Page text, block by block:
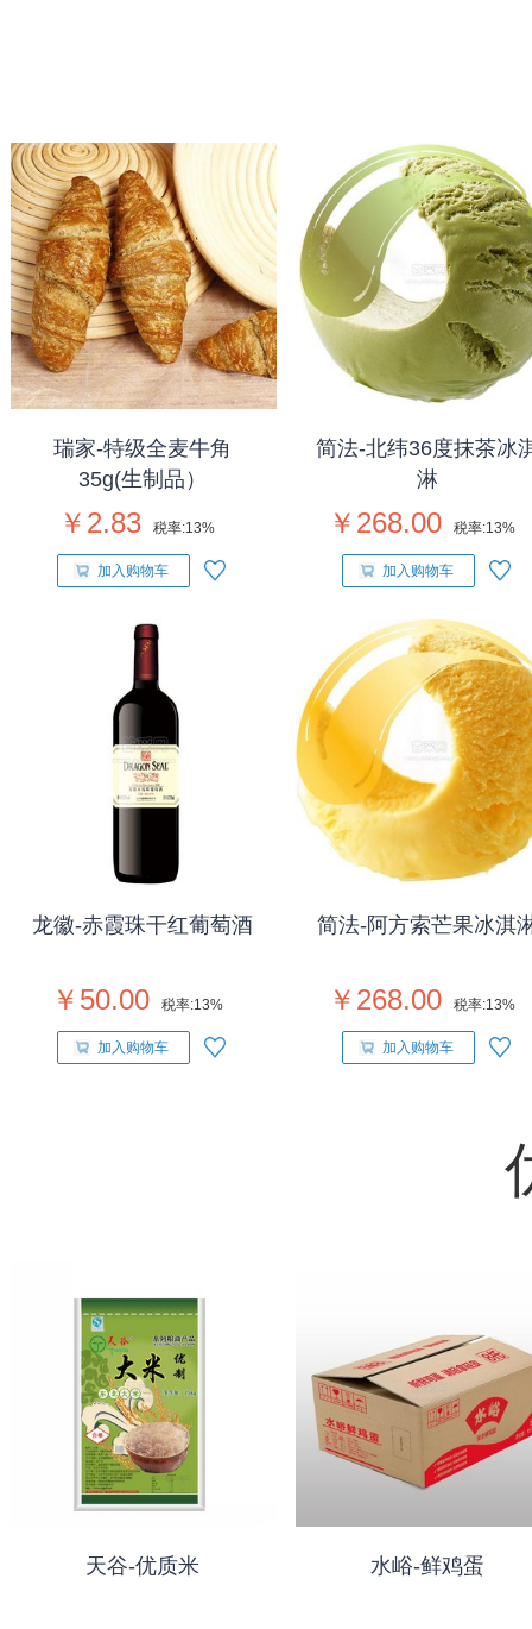
瑞家-特级全麦牛角
35g(生制品）
￥2.83 税率:13%
加入购物车
简法-北纬36度抹茶冰
淋
￥268.00 税率:13%
加入购物车
龙徽-赤霞珠干红葡萄酒
￥50.00 税率:13%
加入购物车
简法-阿方索芒果冰淇
￥268.00 税率:13%
加入购物车
天谷-优质米 水峪-鲜鸡蛋